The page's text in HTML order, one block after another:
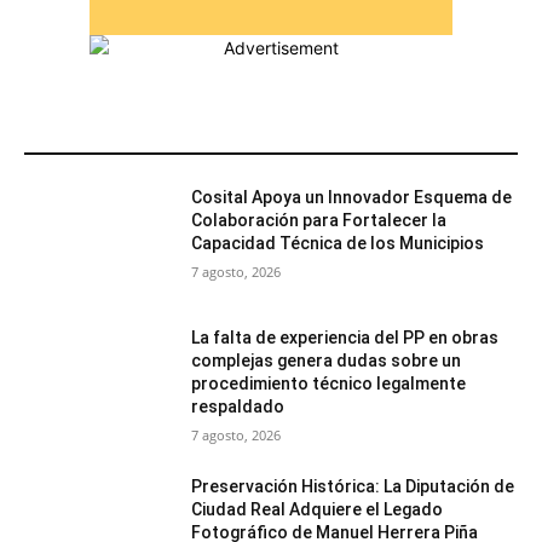
Cosital Apoya un Innovador Esquema de
Colaboración para Fortalecer la
Capacidad Técnica de los Municipios
7 agosto, 2026
La falta de experiencia del PP en obras
complejas genera dudas sobre un
procedimiento técnico legalmente
respaldado
7 agosto, 2026
Preservación Histórica: La Diputación de
Ciudad Real Adquiere el Legado
Fotográfico de Manuel Herrera Piña